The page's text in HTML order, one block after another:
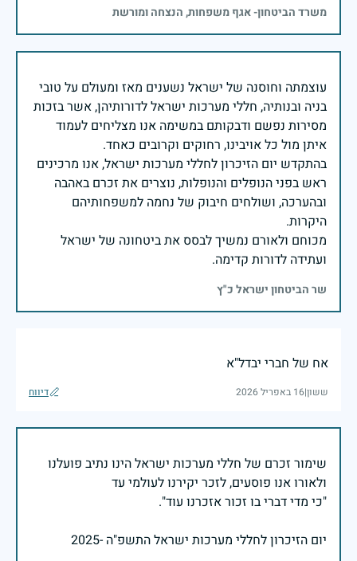
משרד הביטחון- אגף משפחות, הנצחה ומורשת
עוצמתה וחוסנה של ישראל נשענים מאז ומעולם על טובי
בניה ובנותיה, חללי מערכות ישראל לדורותיהן, אשר בזכות
מסירות נפשם ודבקותם במשימה אנו מצליחים לעמוד
בהתקדש יום הזיכרון לחללי מערכות ישראל, אנו מרכינים
ראש בפני הנופלים והנופלות, נוצרים את זכרם באהבה
ובהערכה, ושולחים חיבוק של נחמה למשפחותיהם
מכוחם ולאורם נמשיך לבסס את ביטחונה של ישראל
ועתידה לדורות קדימה.
שר הביטחון ישראל כ"ץ
אח של חברי יבדל"א
ששון|16 באפריל 2026 דיווח
שימור זכרם של חללי מערכות ישראל הינו נתיב פועלנו
יום הזיכרון לחללי מערכות ישראל התשפ"ה -2025